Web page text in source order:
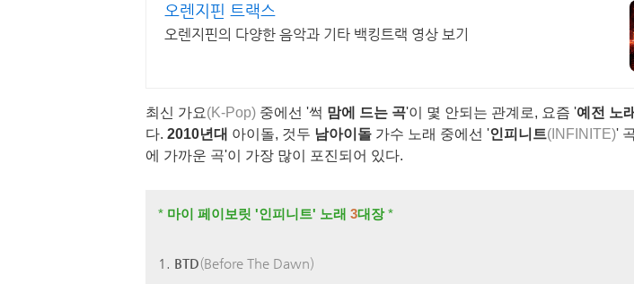
오렌지핀 트랙스
오렌지핀의 다양한 음악과 기타 백킹트랙 영상 보기
최신 가요(K-Pop) 중에선 '썩 맘에 드는 곡'이 몇 안되는 관계로, 요즘 '예전 노래
다. 2010년대 아이돌, 것두 남아이돌 가수 노래 중에선 '인피니트(INFINITE)'
에 가까운 곡'이 가장 많이 포진되어 있다.
* 마이 페이보릿 '인피니트' 노래 3대장*
1. BTD(Before The Dawn)